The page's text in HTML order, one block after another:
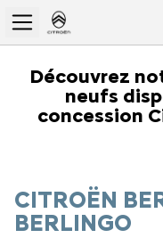
Découvrez
neufs
concession
CITROËN
BERLINGO